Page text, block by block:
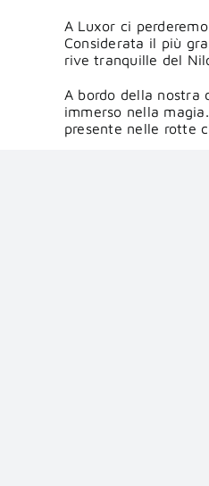
A Luxor ci
Considerata il più
rive tranquille del
A bordo della nostra
immerso nella
presente nelle rotte